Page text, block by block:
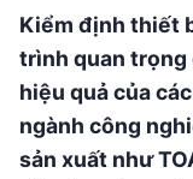
Kiểm định thiết
trình quan trọng
hiệu quả của
ngành công
sản xuất như